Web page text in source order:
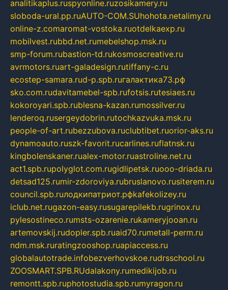
analitikaplus.ruspyonline.ruzosikamery.ru
sloboda-ural.pp.ruAUTO-COM.SUhohota.netalimy.ru
online-z.comaromat-vostoka.ruotdelkaexp.ru
mobilvest.rubbd.net.rumebelshop.msk.ru
smp-forum.rubastion-td.rukosmoscreative.ru
avrmotors.ruart-galadesign.rutiffany-c.ru
ecostep-samara.rud-p.spb.ruгалактика73.рф
sko.com.rudavitamebel-spb.rufotsis.rutesiaes.ru
kokoroyari.spb.rublesna-kazan.rumossilver.ru
lenderoq.rusergeydobrin.rutochkazvuka.msk.ru
people-of-art.rubezzubova.ruclubtibet.ruorior-aks.ru
dynamoauto.ruszk-favorit.rucarlines.ruflatnsk.ru
kingbolenskaner.rualex-motor.ruastroline.net.ru
act1.spb.rupolyglot.com.rugidlipetsk.ruooo-driada.ru
detsad125.rumir-zdoroviya.rubruslanovo.rusiterem.ru
council.spb.ruлодкипатриот.рфkafekolizey.ru
iclub.net.rugazon-easy.rusugarepilekb.rugrinox.ru
pylesostineco.rumsts-ozarenie.rukameryjooan.ru
artemovskij.rudopler.spb.ruaid70.rumetall-perm.ru
ndm.msk.ruratingzooshop.ruapiaccess.ru
globalautotrade.infobezverhovskoe.rudrsschool.ru
ZOOSMART.SPB.RUdalakony.rumedikijob.ru
remontt.spb.ruphotostudia.spb.rumyragon.ru